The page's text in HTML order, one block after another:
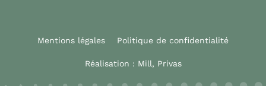
Mentions légales Politique de confidentialité
Réalisation : Mill, Privas